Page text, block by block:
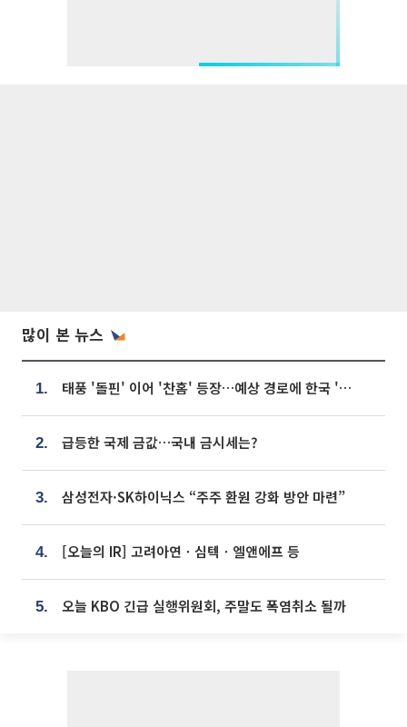
많이 본 뉴스
1. 태풍 '돌핀' 이어 '찬홈' 등장…예상 경로에 한국 '한숨'
2. 급등한 국제 금값…국내 금시세는?
3. 삼성전자·SK하이닉스 “주주 환원 강화 방안 마련”
4. [오늘의 IR] 고려아연ㆍ심텍ㆍ엘앤에프 등
5. 오늘 KBO 긴급 실행위원회, 주말도 폭염취소 될까